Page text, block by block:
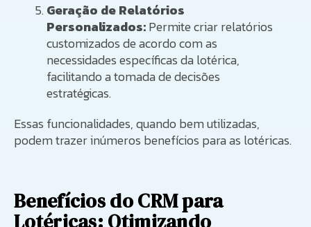
Geração de Relatórios
Personalizados:Permite criar relatórios
customizados de acordo com as
necessidades específicas da lotérica,
facilitando a tomada de decisões
estratégicas.
Essas funcionalidades, quando bem utilizadas,
podem trazer inúmeros benefícios para as lotéricas.
Benefícios do CRM para